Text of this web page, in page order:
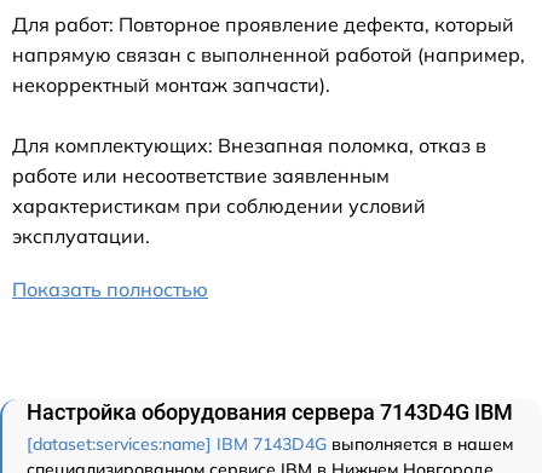
Для работ: Повторное проявление дефекта, который
напрямую связан с выполненной работой (например,
некорректный монтаж запчасти).
Для комплектующих: Внезапная поломка, отказ в
работе или несоответствие заявленным
характеристикам при соблюдении условий
эксплуатации.
Показать полностью
Настройка оборудования сервера 7143D4G IBM
[dataset:services:name] IBM 7143D4G выполняется в нашем